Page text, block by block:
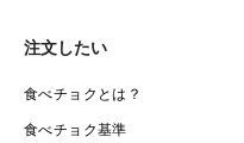
注文したい
食べチョクとは？
食べチョク基準